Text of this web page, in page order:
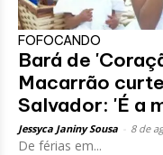
FOFOCANDO
Bará de
Macarrão
Salvador: 'É a
Jessyca Janiny Sousa 8 de
De férias em...